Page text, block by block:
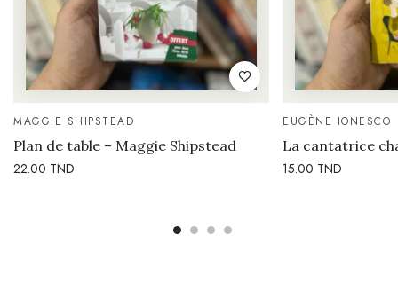
MAGGIE SHIPSTEAD
Plan de table – Maggie Shipstead
22.00 TND
EUGÈNE IONESCO
La cantatrice
15.00 TND